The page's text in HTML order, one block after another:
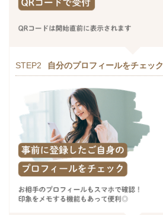
STEP2 自分のプロフィールをチェック